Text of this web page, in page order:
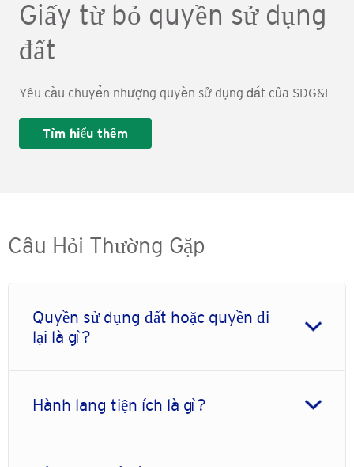
Giấy từ bỏ quyền sử dụng
đất
Yêu cầu chuyển nhượng quyền sử dụng đất của SDG&E
Tìm hiểu thêm
Câu Hỏi Thường Gặp
Quyền sử dụng đất hoặc quyền đi
lại là gì?
Hành lang tiện ích là gì?